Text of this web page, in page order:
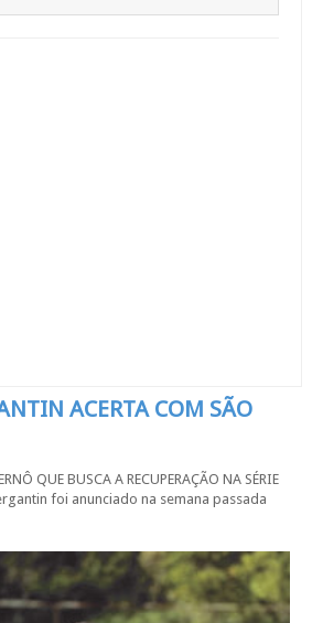
ACERTA COM SÃO
QUE BUSCA A RECUPERAÇÃO NA SÉRIE
foi anunciado na semana passada